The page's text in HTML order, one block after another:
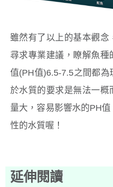
雖然有了以上的基本觀念
尋求專業建議，瞭解魚
值(PH值)6.5-7.5之間都
於水質的要求是無法一
量大，容易影響水的PH
性的水質喔！
延伸閱讀